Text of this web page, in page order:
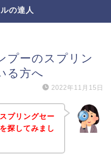
の達人
プーのスプリン
る方へ
2022年11月15日
プリングセー
探してみまし